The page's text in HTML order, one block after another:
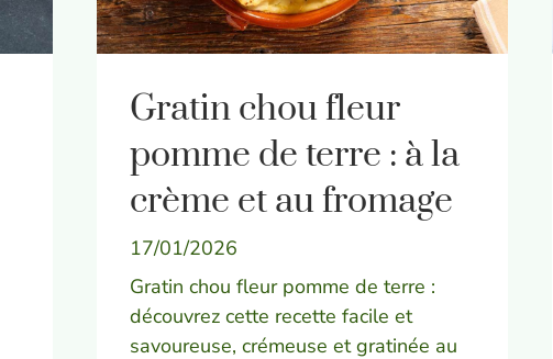
Gratin chou fleur
pomme de terre : à la
crème et au fromage
17/01/2026
Gratin chou fleur pomme de terre :
découvrez cette recette facile et
savoureuse, crémeuse et gratinée au